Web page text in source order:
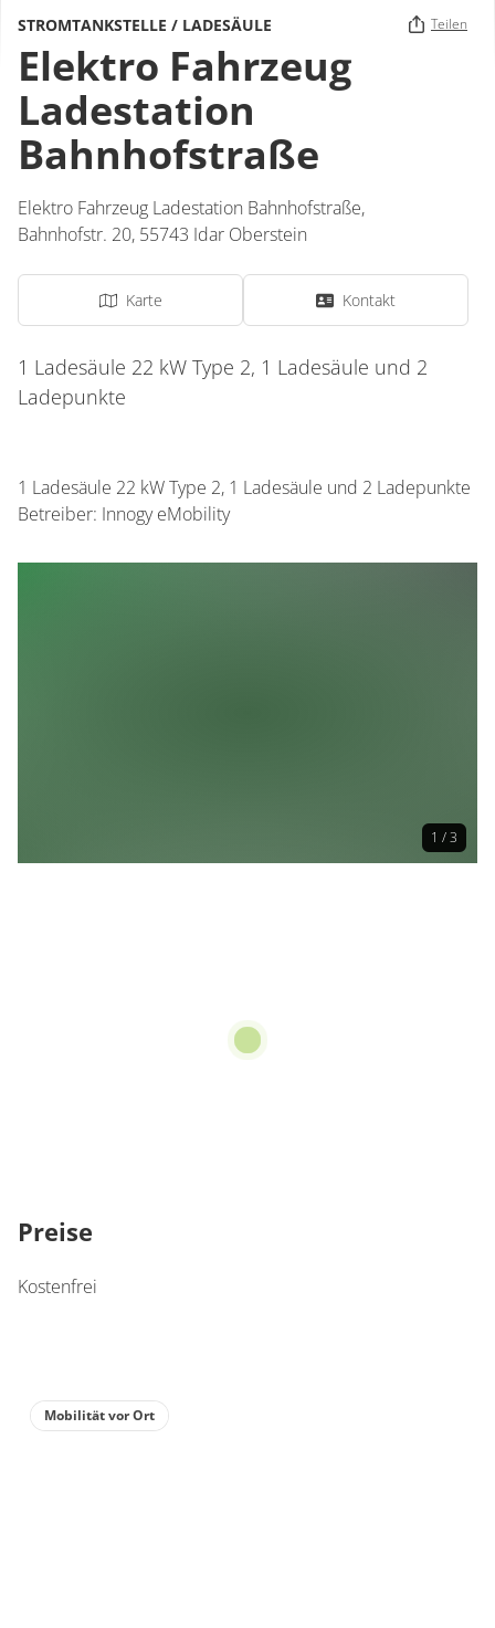
STROMTANKSTELLE / LADESÄULE Teilen
Elektro Fahrzeug
Ladestation
Bahnhofstraße
Elektro Fahrzeug Ladestation Bahnhofstraße,
Bahnhofstr. 20, 55743 Idar Oberstein
Karte Kontakt
1 Ladesäule 22 kW Type 2, 1 Ladesäule und 2
Ladepunkte
1 Ladesäule 22 kW Type 2, 1 Ladesäule und 2 Ladepunkte
Betreiber: Innogy eMobility
1 / 3
Preise
Kostenfrei
Mobilität vor Ort